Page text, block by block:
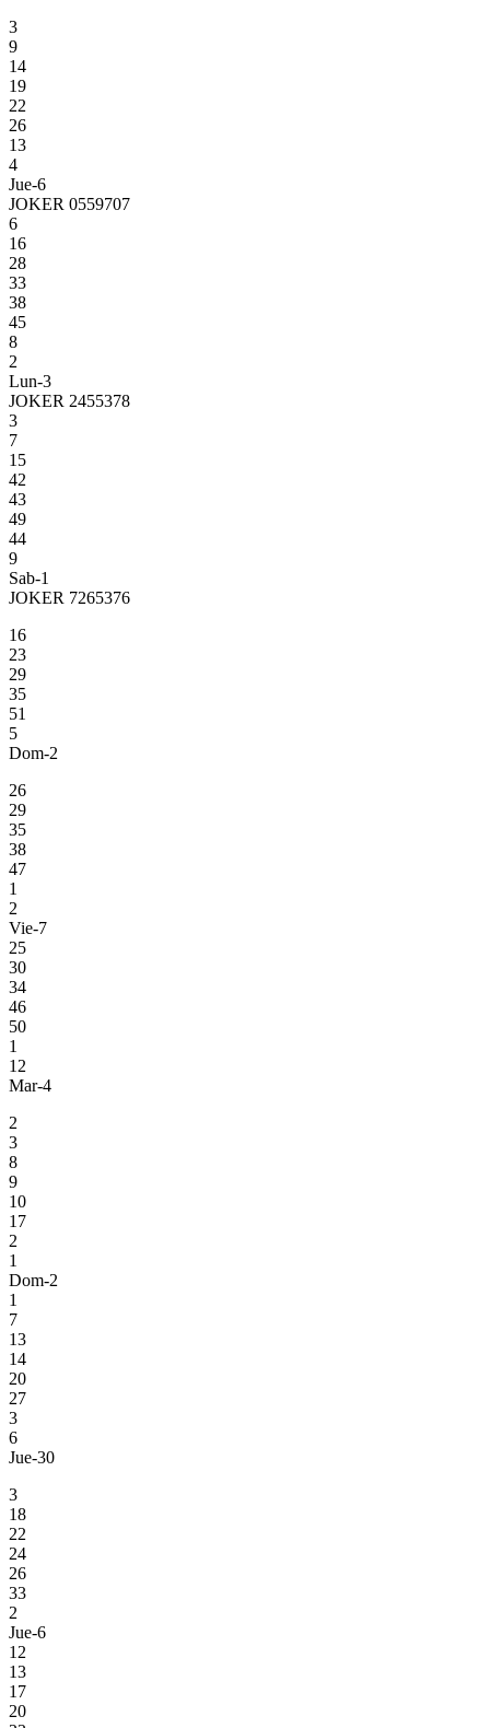
3
9
14
19
22
26
13
4
Jue-6
JOKER 0559707
6
16
28
33
38
45
8
2
Lun-3
JOKER 2455378
3
7
15
42
43
49
44
9
Sab-1
JOKER 7265376
16
23
29
35
51
5
Dom-2
26
29
35
38
47
1
2
Vie-7
25
30
34
46
50
1
12
Mar-4
2
3
8
9
10
17
2
1
Dom-2
1
7
13
14
20
27
3
6
Jue-30
3
18
22
24
26
33
2
Jue-6
12
13
17
20